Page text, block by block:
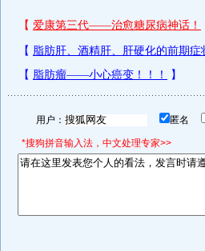
用户： 匿名
*搜狗拼音输入法，中文处理专家>>